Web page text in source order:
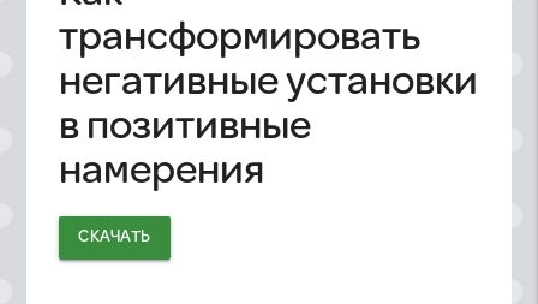
трансформировать
негативные установки
в позитивные
намерения
СКАЧАТЬ